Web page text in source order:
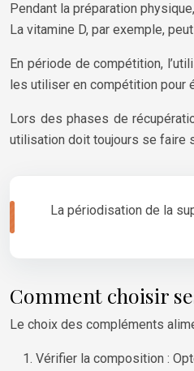
Pendant la préparation
La vitamine D, par exemple,
En période de compétition,
les utiliser en compétition pour
Lors des phases de
utilisation doit toujours se faire
La périodisation de la
Comment choisir
Le choix des compléments
Vérifier la composition :